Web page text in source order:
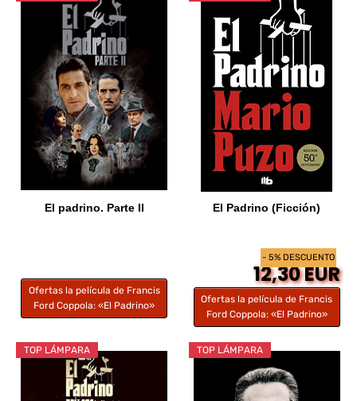
El padrino. Parte II
Ofertas la película de Francis
Ford Coppola: «El Padrino»
- 5% DESCUENTO
El Padrino (Ficción)
12,30 EUR
Ofertas la película de Francis
Ford Coppola: «El Padrino»
TOP LÁMPARA TOP LÁMPARA